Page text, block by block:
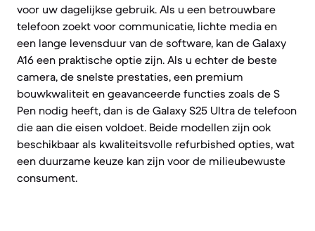
voor uw dagelijkse gebruik. Als u een betrouwbare
telefoon zoekt voor communicatie, lichte media en
een lange levensduur van de software, kan de Galaxy
A16 een praktische optie zijn. Als u echter de beste
camera, de snelste prestaties, een premium
bouwkwaliteit en geavanceerde functies zoals de S
Pen nodig heeft, dan is de Galaxy S25 Ultra de telefoon
die aan die eisen voldoet. Beide modellen zijn ook
beschikbaar als kwaliteitsvolle refurbished opties, wat
een duurzame keuze kan zijn voor de milieubewuste
consument.